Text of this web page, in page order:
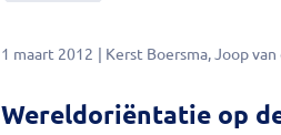
1 maart 2012 Kerst Boersma Joop van
Wereldoriëntatie op